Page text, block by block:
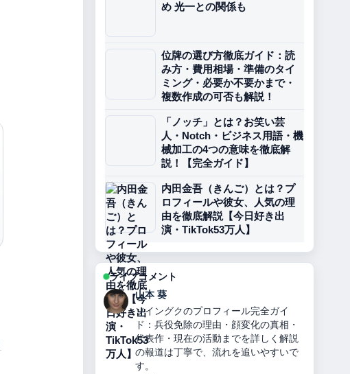
め 光一との関係も
位牌の選び方徹底ガイド：読
み方・費用相場・準備のタイ
ミング・必要か不要かまで・
複数作成の可否も解説！
「ノッチ」とは？お笑い芸
人・Notch・ビジネス用語・機
械加工の4つの意味を徹底解
説！【完全ガイド】
内田金吾（きんご）とは？プ
ロフィールや彼女、人気の理
由を徹底解説【今日好き出
演・TikTok53万人】
ライブコメント
山本 葵
ソイングクのプロフィール完全ガイ
ド：兵役免除の理由・顔変化の真相・
代表作・現在の活動までを詳しく解説
の報道は丁寧で、流れを追いやすいで
す。